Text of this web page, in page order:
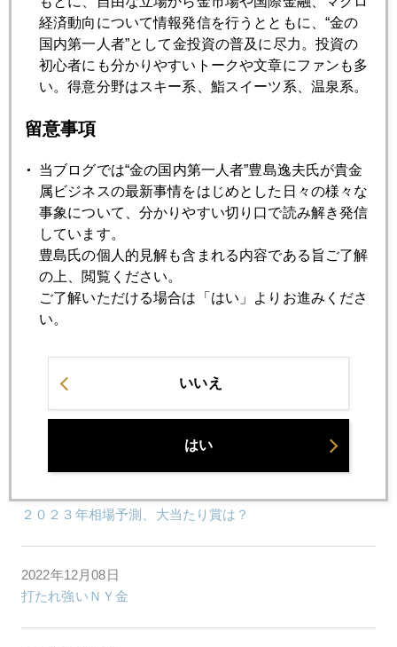
初心者向け「金についての素朴な疑問」に答える
2022年12月20日
2022年12月15日
２０２３年通年でドル金利５％超も
2022年12月14日
米ＣＰＩ年率７．１％まで低下
2022年12月13日
2022年12月12日
２０２３年相場予測、大当たり賞は？
2022年12月08日
打たれ強いＮＹ金
経済動向について情報発信を行うとともに、“金の
国内第一人者”として金投資の普及に尽力。投資の
初心者にも分かりやすいトークや文章にファンも多
い。得意分野はスキー系、鮨スイーツ系、温泉系。
留意事項
当ブログでは“金の国内第一人者”豊島逸夫氏が貴金
属ビジネスの最新事情をはじめとした日々の様々な
事象について、分かりやすい切り口で読み解き発信
しています。
豊島氏の個人的見解も含まれる内容である旨ご了解
の上、閲覧ください。
ご了解いただける場合は「はい」よりお進みくださ
い。
いいえ
はい